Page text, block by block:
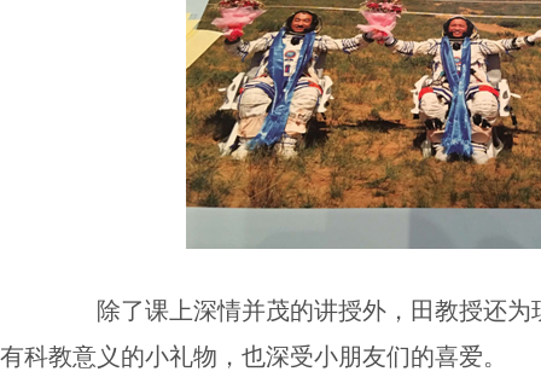
除了课上深情并茂的讲授外，田教授还
有科教意义的小礼物，也深受小朋友们的喜爱。